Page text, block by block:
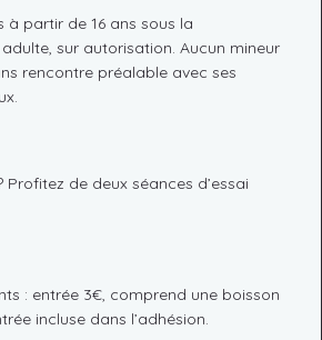
à partir de 16 ans sous la
sur autorisation. Aucun mineur
rencontre préalable avec ses
Profitez de deux séances d’essai
: entrée 3€, comprend une boisson
incluse dans l’adhésion.